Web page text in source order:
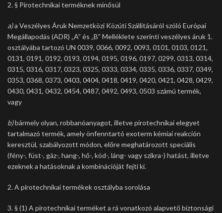
2. § Pirotechnikai terméknek minősül
a)a Veszélyes Áruk Nemzetközi Közúti Szállításáról szóló Európai
Megállapodás (ADR) „A” és „B” Melléklete szerinti veszélyes áruk 1.
osztályába tartozó UN 0039, 0066, 0092, 0093, 0101, 0103, 0121,
0131, 0191, 0192, 0193, 0194, 0195, 0196, 0197, 0299, 0313, 0314,
0315, 0316, 0317, 0323, 0325, 0333, 0334, 0335, 0336, 0337, 0349,
0353, 0368, 0373, 0403, 0404, 0418, 0419, 0420, 0421, 0428, 0429,
0430, 0431, 0432, 0454, 0487, 0492, 0493, 0503 számú termék,
vagy
b)bármely olyan, robbanóanyagot, illetve pirotechnikai elegyet
tartalmazó termék, amely önfenntartó exoterm kémiai reakción
keresztül, szabályozott módon, előre meghatározott speciális
(fény-, füst-, gáz-, hang-, hő-, köd-, láng- vagy szikra-) hatást, illetve
ezeknek a hatásoknak a kombinációját fejti ki.
2. A pirotechnikai termékek osztályba sorolása
3. § (1) A pirotechnikai terméket a rá vonatkozó alapvető biztonsági